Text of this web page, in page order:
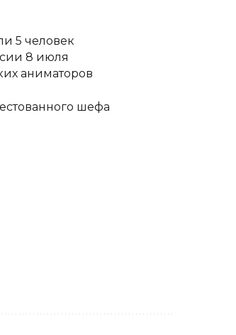
5 человек
8 июля
аниматоров
шефа